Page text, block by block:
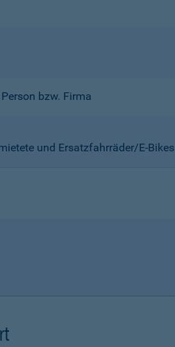
bzw. Firma
und Ersatzfahrräder/E-Bikes